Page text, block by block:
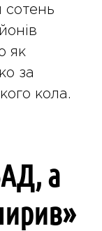
сотень
як
за
кола.
а